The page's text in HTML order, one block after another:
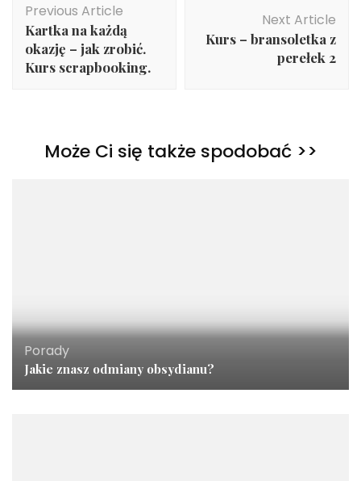
Navigation
Previous Article
Kartka na każdą
okazję – jak zrobić.
Kurs scrapbooking.
Next Article
Kurs – bransoletka z
perełek 2
Może Ci się także spodobać >>
Porady
Jakie znasz odmiany obsydianu?